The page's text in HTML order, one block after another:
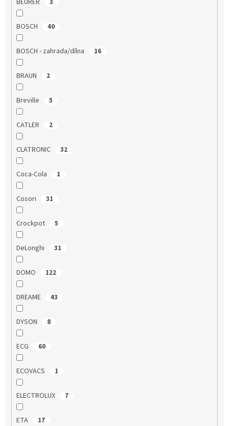
3
BOSCH 40
BOSCH - zahrada/dílna 16
BRAUN 2
Breville 5
CATLER 2
CLATRONIC 32
Coca-Cola 1
Cosori 31
Crockpot 5
DeLonghi 31
DOMO 122
DREAME 43
DYSON 8
ECG 60
ECOVACS 1
ELECTROLUX 7
ETA 17